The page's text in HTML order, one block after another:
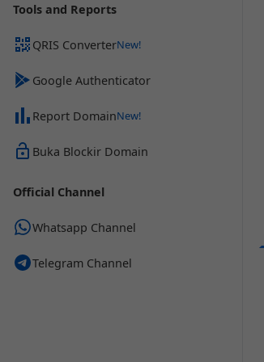
Tools and Reports
QRIS Converter
Google Authenticator
Report Domain
Buka Blockir Domain
Official Channel
Whatsapp Channel
Telegram Channel